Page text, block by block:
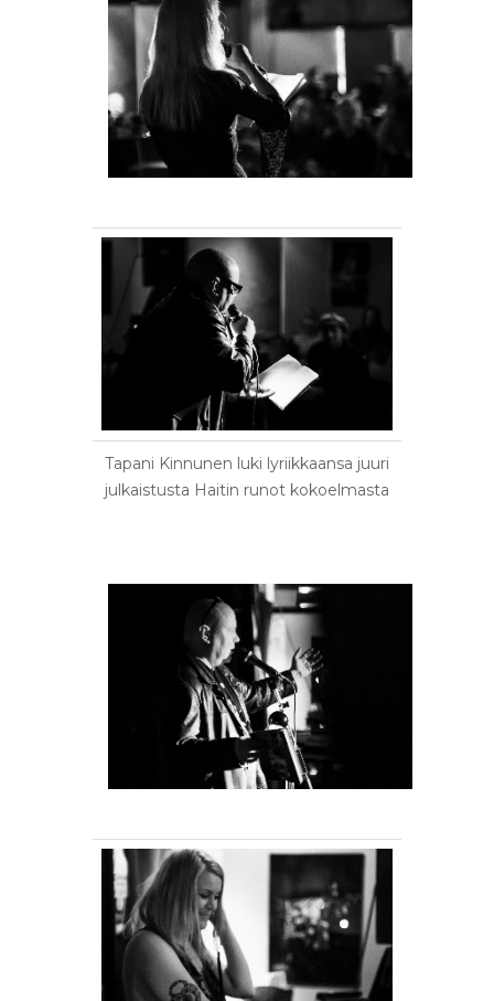
Tapani Kinnunen luki lyriikkaansa juuri
julkaistusta Haitin runot kokoelmasta